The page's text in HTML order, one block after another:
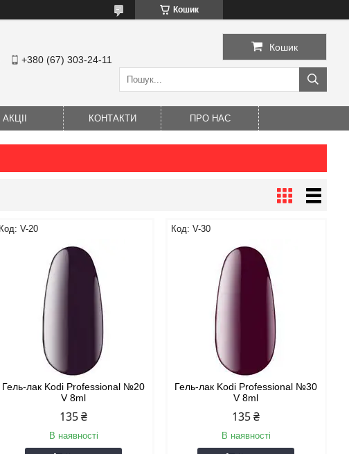
Кошик
+380 (67) 303-24-11
Кошик
АКЦІІ КОНТАКТИ ПРО НАС
V-20
Гель-лак Kodi Professional №20
V 8ml
135 ₴
В наявності
V-30
Гель-лак Kodi Professional №30
V 8ml
135 ₴
В наявності